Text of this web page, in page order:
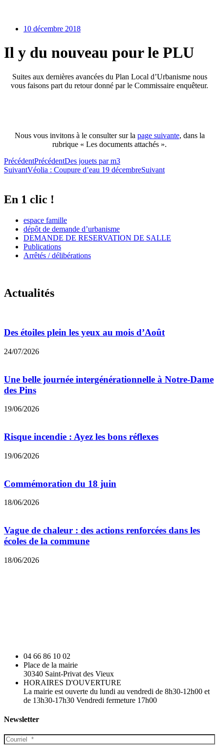
10 décembre 2018
Il y du nouveau pour le PLU
Suites aux dernières avancées du Plan Local d’Urbanisme nous
vous faisons part du retour donné par le Commissaire enquêteur.
Nous vous invitons à le consulter sur la page suivante, dans la
rubrique « Les documents attachés ».
PrécédentPrécédentDes jouets par m3
SuivantVéolia : Coupure d’eau 19 décembreSuivant
En 1 clic !
espace famille
dépôt de demande d’urbanisme
DEMANDE DE RESERVATION DE SALLE
Publications
Arrêtés / délibérations
Actualités
Des étoiles plein les yeux au mois d’Août
24/07/2026
Une belle journée intergénérationnelle à Notre-Dame
des Pins
19/06/2026
Risque incendie : Ayez les bons réflexes
19/06/2026
Commémoration du 18 juin
18/06/2026
Vague de chaleur : des actions renforcées dans les
écoles de la commune
18/06/2026
04 66 86 10 02
Place de la mairie
30340 Saint-Privat des Vieux
HORAIRES D'OUVERTURE
La mairie est ouverte du lundi au vendredi de 8h30-12h00 et
de 13h30-17h30 Vendredi fermeture 17h00
Newsletter